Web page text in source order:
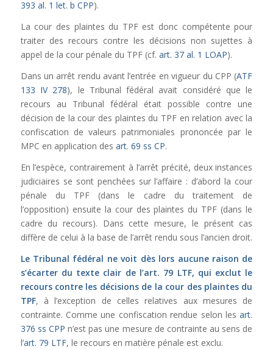
393 al. 1 let. b CPP).
La cour des plaintes du TPF est donc compétente pour
traiter des recours contre les décisions non sujettes à
appel de la cour pénale du TPF (cf. art. 37 al. 1 LOAP).
Dans un arrêt rendu avant l’entrée en vigueur du CPP (ATF
133 IV 278), le Tribunal fédéral avait considéré que le
recours au Tribunal fédéral était possible contre une
décision de la cour des plaintes du TPF en relation avec la
confiscation de valeurs patrimoniales prononcée par le
MPC en application des art. 69 ss CP.
En l’espèce, contrairement à l’arrêt précité, deux instances
judiciaires se sont penchées sur l’affaire : d’abord la cour
pénale du TPF (dans le cadre du traitement de
l’opposition) ensuite la cour des plaintes du TPF (dans le
cadre du recours). Dans cette mesure, le présent cas
diffère de celui à la base de l’arrêt rendu sous l’ancien droit.
Le Tribunal fédéral ne voit dès lors aucune raison de
s’écarter du texte clair de l’art. 79 LTF, qui exclut le
recours contre les décisions de la cour des plaintes du
TPF, à l’exception de celles relatives aux mesures de
contrainte. Comme une confiscation rendue selon lesart.
376 ss CPP n’est pas une mesure de contrainte au sens de
l’art. 79 LTF, le recours en matière pénale est exclu.